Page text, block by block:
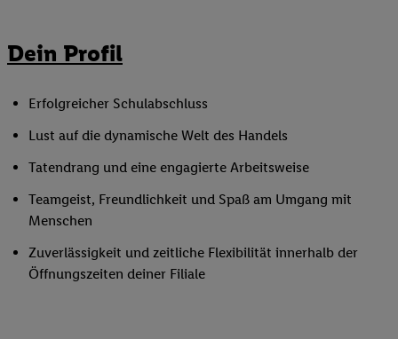
Dein Profil
Erfolgreicher Schulabschluss
Lust auf die dynamische Welt des Handels
Tatendrang und eine engagierte Arbeitsweise
Teamgeist, Freundlichkeit und Spaß am Umgang mit
Menschen
Zuverlässigkeit und zeitliche Flexibilität innerhalb der
Öffnungszeiten deiner Filiale